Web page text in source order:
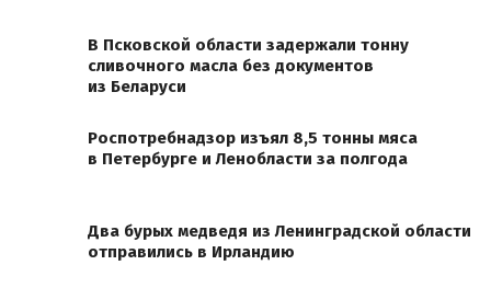
В Псковской области задержали тонну
сливочного масла без документов
из Беларуси
Роспотребнадзор изъял 8,5 тонны мяса
в Петербурге и Ленобласти за полгода
Два бурых медведя из Ленинградской области
отправились в Ирландию